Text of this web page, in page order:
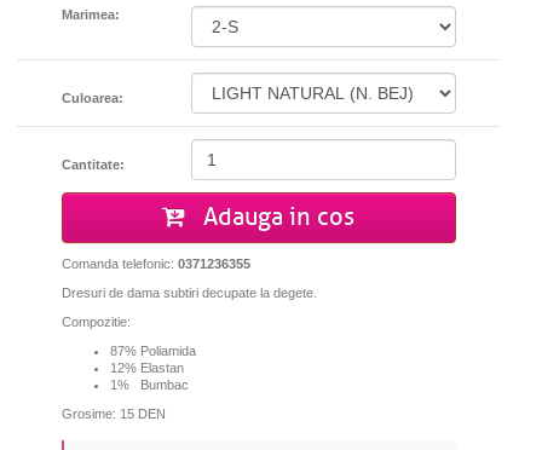
Marimea:
Culoarea:
Cantitate:
Adauga in cos
Comanda telefonic: 0371236355
Dresuri de dama subtiri decupate la degete.
Compozitie:
87% Poliamida
12% Elastan
1% Bumbac
Grosime: 15 DEN